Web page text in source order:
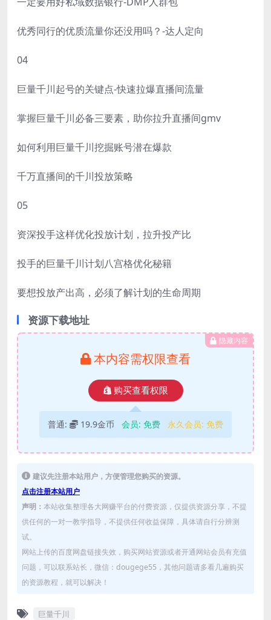
优秀同行的优质流量你还没用吗？-达人定向
04
巨量千川起号的关键点-快速拉爆直播间流量
掌握巨量千川必备三要素，助你拉升直播间gmv
如何利用巨量千川挖掘账号潜在爆款
千万直播间的千川投放策略
05
资深投手这样优化投放计划，拉升投产比
投手的巨量千川计划八宫格优化秘籍
要想投放产出高，必须了解计划的生命周期
资源下载地址
隐藏内容
本内容需权限查看
购买查看权限
普通: 19.9金币 会员: 免费 永久会员: 免费
建议先注册本站用户，方便管理您购买的资源。
点击注册本站用户
声明： 本站收集整理各大网赚平台的付费资源，仅提供资源分享，不提
供任何的一对一教学指导，不提供任何收益保障，具体请自行分辨测
试。
网站上传的百度网盘链接失效，购买网站资源或者开通网站会员有充值
问题，可以联系站长，微信：dougege55，其他问题请多看几遍购买
的资源教程，就可以解决！
巨量千川